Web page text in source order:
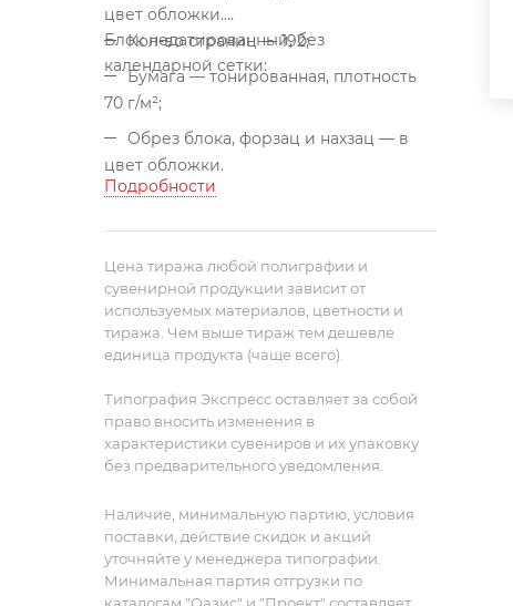
цвет обложки.
Блок недатированный, без
календарной сетки:
Кол-во страниц — 192;
Бумага — тонированная, плотность
70 г/м²;
Обрез блока, форзац и нахзац — в
цвет обложки.
Подробности
Цена тиража любой полиграфии и
сувенирной продукции зависит от
используемых материалов, цветности и
тиража. Чем выше тираж тем дешевле
единица продукта (чаще всего).
Типография Экспресс оставляет за собой
право вносить изменения в
характеристики сувениров и их упаковку
без предварительного уведомления.
Наличие, минимальную партию, условия
поставки, действие скидок и акций
уточняйте у менеджера типографии.
Минимальная партия отгрузки по